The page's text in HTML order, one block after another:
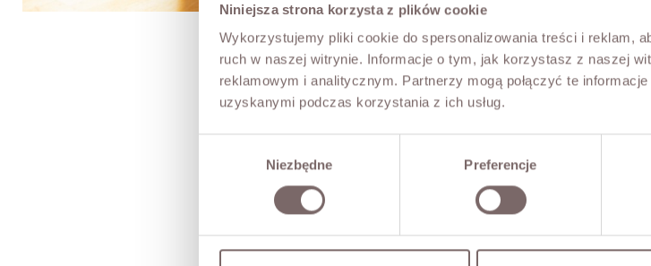
Niniejsza strona korzysta z plików cookie
Wykorzystujemy pliki cookie do spersonalizowania treści i reklam,
ruch w naszej witrynie. Informacje o tym, jak korzystasz z naszej
reklamowym i analitycznym. Partnerzy mogą połączyć te
uzyskanymi podczas korzystania z ich usług.
Niezbędne Preferencje